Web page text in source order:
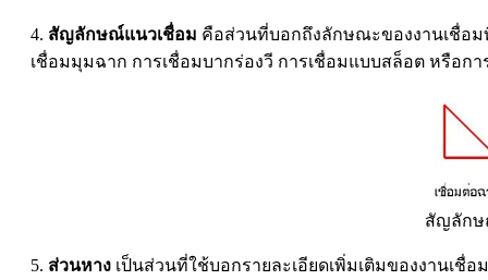
4. สัญลักษณ์แนวเชื่อม คือส่วนที่บอกถึงลักษณะของงานเชื่อม
เชื่อมมุมฉาก การเชื่อมบากร่องวี การเชื่อมแบบสล็อต หรือก
สัญลักษ
5. ส่วนหาง เป็นส่วนที่ใช้บอกรายละเอียดเพิ่มเติมของงานเชื่